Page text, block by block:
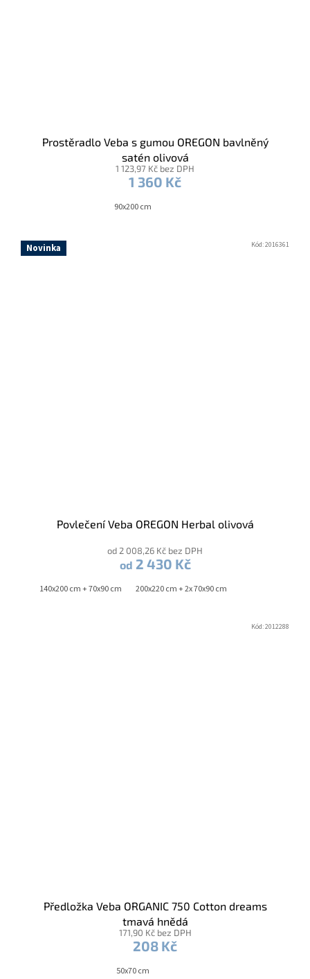
Prostěradlo Veba s gumou OREGON bavlněný
satén olivová
1 123,97 Kč bez DPH
1 360 Kč
90x200 cm
Novinka
Povlečení Veba OREGON Herbal olivová
od 2 008,26 Kč bez DPH
od 2 430 Kč
140x200 cm + 70x90 cm 200x220 cm + 2x 70x90 cm
Kód:2016361
Předložka Veba ORGANIC 750 Cotton dreams
tmavá hnědá
171,90 Kč bez DPH
208 Kč
50x70 cm
Kód:2012288